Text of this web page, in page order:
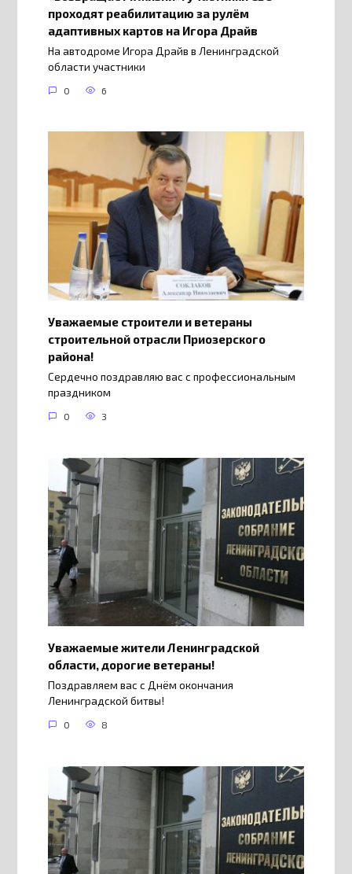
проходят реабилитацию за рулём
адаптивных картов на Игора Драйв
На автодроме Игора Драйв в Ленинградской
области участники
0 6
Уважаемые строители и ветераны
строительной отрасли Приозерского
района!
Сердечно поздравляю вас с профессиональным
праздником
0 3
Уважаемые жители Ленинградской
области, дорогие ветераны!
Поздравляем вас с Днём окончания
Ленинградской битвы!
0 8